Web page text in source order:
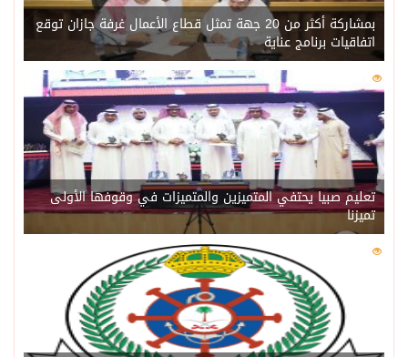
بمشاركة أكثر من 20 جهة تمثل قطاع الأعمال غرفة جازان توقع
اتفاقيات برنامج عناية
202
تعليم صبيا يحتفي المتميزين والمتميزات في وقوفها الأولى
تميزنا
202